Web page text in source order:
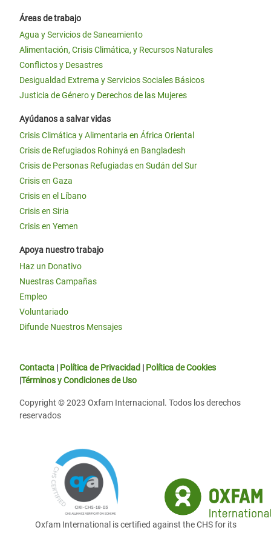
Áreas de trabajo
Agua y Servicios de Saneamiento
Alimentación, Crisis Climática, y Recursos Naturales
Conflictos y Desastres
Desigualdad Extrema y Servicios Sociales Básicos
Justicia de Género y Derechos de las Mujeres
Ayúdanos a salvar vidas
Crisis Climática y Alimentaria en África Oriental
Crisis de Refugiados Rohinyá en Bangladesh
Crisis de Personas Refugiadas en Sudán del Sur
Crisis en Gaza
Crisis en el Líbano
Crisis en Siria
Crisis en Yemen
Apoya nuestro trabajo
Haz un Donativo
Nuestras Campañas
Empleo
Voluntariado
Difunde Nuestros Mensajes
Contacta | Política de Privacidad | Política de Cookies
|Términos y Condiciones de Uso
Copyright © 2023 Oxfam Internacional. Todos los derechos
reservados
Oxfam International is certified against the CHS for its